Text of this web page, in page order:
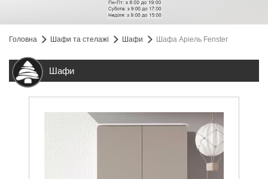
Головна Шафи та стелажі Шафи Шафа Аріель Fenster
Шафи